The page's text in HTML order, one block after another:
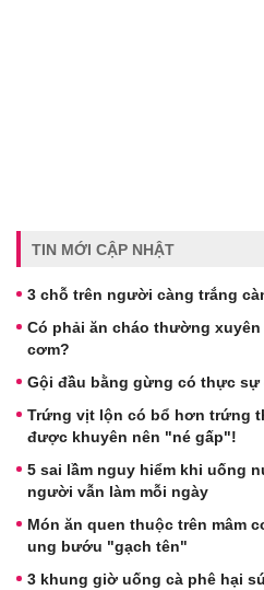
TIN MỚI CẬP NHẬT
3 chỗ trên người càng trắng
Có phải ăn cháo thường
cơm?
Gội đầu bằng gừng có thực
Trứng vịt lộn có bổ hơn trứng
được khuyên nên "né gấp"!
5 sai lầm nguy hiểm khi uống
người vẫn làm mỗi ngày
Món ăn quen thuộc trên mâm
ung bướu "gạch tên"
3 khung giờ uống cà phê hại